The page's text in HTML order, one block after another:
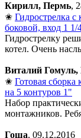
Кирилл, Пермь,
✬ Гидрострелка с
боковой, вход 1
Гидрострелку
котел. Очень
Виталий Гомуль,
✬ Готовая
на 5 контуров 1"
Набор
монтажников.
Гоша, 09.12.2016